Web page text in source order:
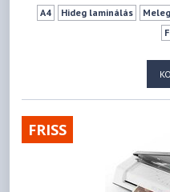
A4 Hideg laminálás
FRISS